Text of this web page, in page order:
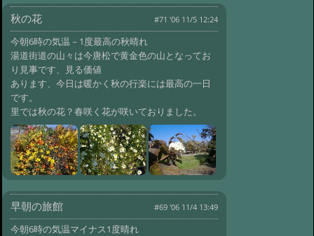
秋の花 #71 '06 11/5 12:24
今朝6時の気温－1度最高の秋晴れ
湯道街道の山々は今唐松で黄金色の山となってお
り見事です、見る価値
あります、今日は暖かく秋の行楽には最高の一日
です。
里では秋の花？春咲く花が咲いておりました。
早朝の旅館 #69 '06 11/4 13:49
今朝6時の気温マイナス1度晴れ
#639:冬便り まゆ玉
@ '10 1/14 10:28
#637:冬便り 何
の形？
@ '10 1/11 09:50
#636:冬便り カモシカ
オヤマレンゲの芽
#634:冬便り リョウブ
@ '10 1/7 11:01
#633:冬便り ししう
どの花
@ '10 1/5 11:28
#632:冬便り 霧氷の世界
@ '10 1/3 16:12
冬便り 新春の
御射鹿池